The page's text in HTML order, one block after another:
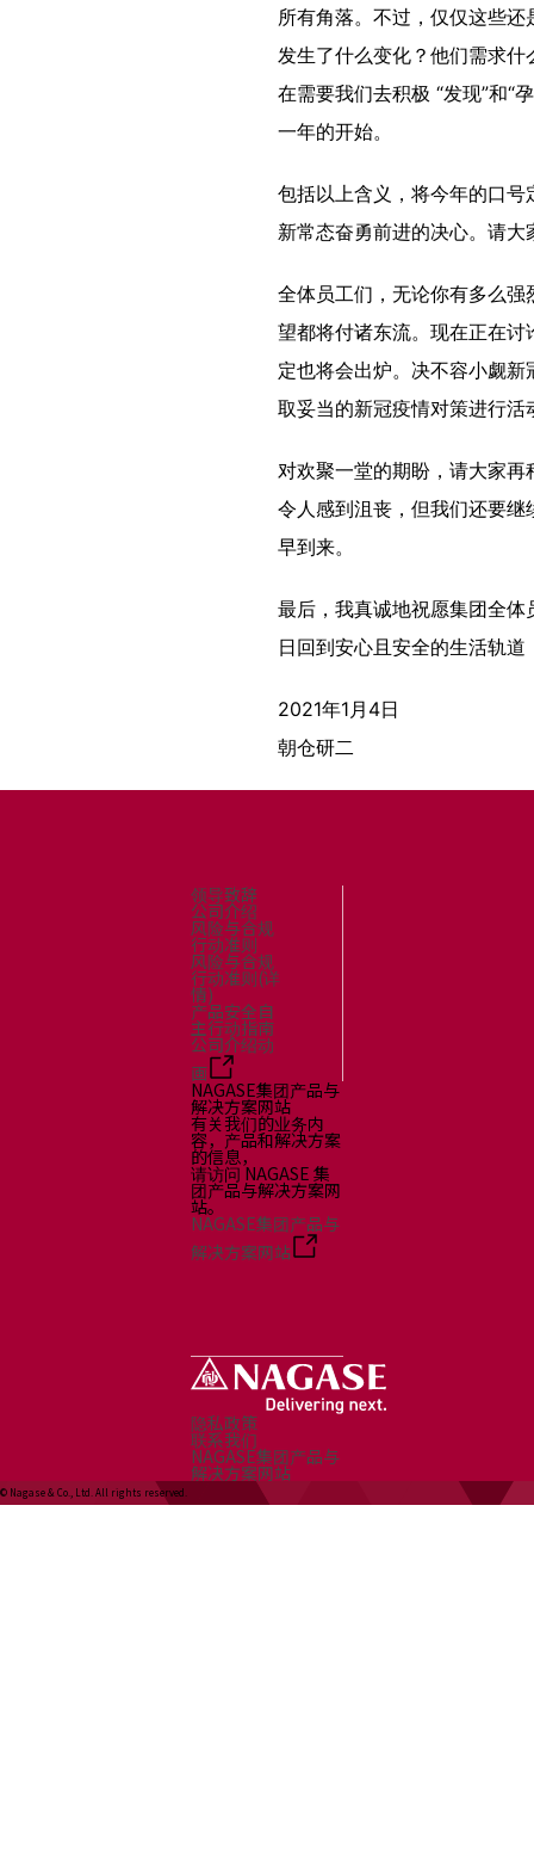
所有角落。不过，仅仅这些
发生了什么变化？他们需求
在需要我们去积极 “发现”和“
一年的开始。
包括以上含义，将今年的口号
新常态奋勇前进的决心。请
全体员工们，无论你有多么
望都将付诸东流。现在正在
定也将会出炉。决不容小觑
取妥当的新冠疫情对策进行活
对欢聚一堂的期盼，请大家
令人感到沮丧，但我们还要
早到来。
最后，我真诚地祝愿集团全
日回到安心且安全的生活轨
2021年1月4日
朝仓研二
领导致辞
公司介绍
风险与合规
行动准则
风险与合规
行动准则(详
情)
产品安全自
主行动指南
公司介绍动
画
NAGASE集团产品与
解决方案网站
有关我们的业务内
容，产品和解决方案
的信息，
请访问 NAGASE 集
团产品与解决方案网
站。
NAGASE集团产品与
解决方案网站
隐私政策
联系我们
NAGASE集团产品与
解决方案网站
© Nagase & Co., Ltd. All rights reserved.